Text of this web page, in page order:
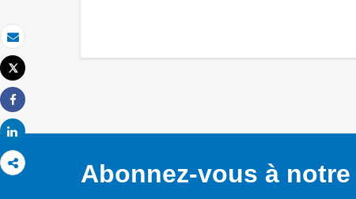
Email
Imprimer
Tweet
Share
Share
Abonnez-vous à